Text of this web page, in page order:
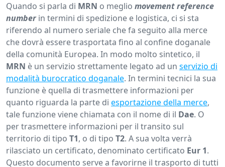
Quando si parla di MRN o meglio movement reference
numberin termini di spedizione e logistica, ci si sta
riferendo al numero seriale che fa seguito alla merce
che dovrà essere trasportata fino al confine doganale
della comunità Europea. In modo molto sintetico, il
MRN è un servizio strettamente legato ad un servizio di
modalità burocratico doganale. In termini tecnici la sua
funzione è quella di trasmettere informazioni per
quanto riguarda la parte di esportazione della merce,
tale funzione viene chiamata con il nome di il Dae. O
per trasmettere informazioni per il transito sul
territorio di tipo T1, o di tipo T2. A sua volta verrà
rilasciato un certificato, denominato certificato Eur 1.
Questo documento serve a favorirne il trasporto di tutti